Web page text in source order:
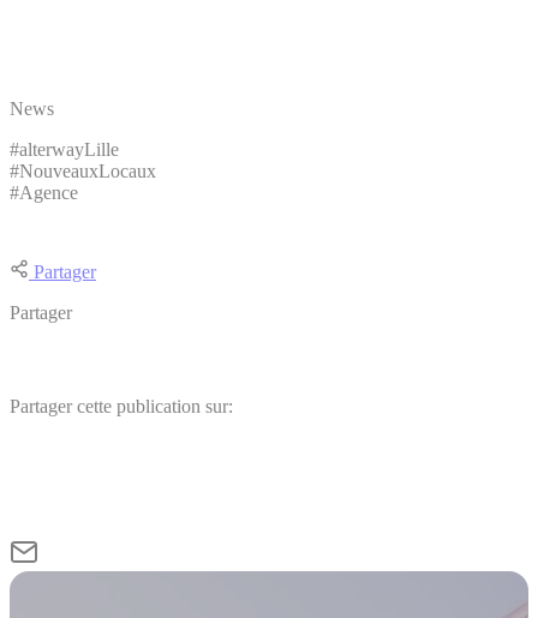
News
#alterwayLille
#NouveauxLocaux
#Agence
Partager
Partager
Partager cette publication sur: